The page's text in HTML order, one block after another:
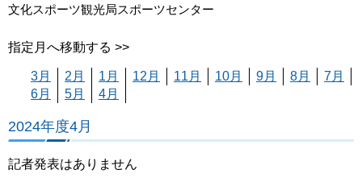
文化スポーツ観光局スポーツセンター
指定月へ移動する >>
3月 2月 1月 12月 11月 10月 9月 8月
7月
6月
5月 4月
2024年度4月
記者発表はありません